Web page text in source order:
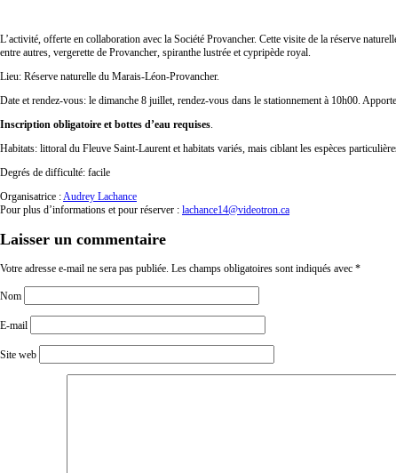
L’activité, offerte en collaboration avec la Société Provancher. Cette visite de la réserve
entre autres, vergerette de Provancher, spiranthe lustrée et cypripède royal.
Lieu: Réserve naturelle du Marais-Léon-Provancher.
Date et rendez-vous: le dimanche 8 juillet, rendez-vous dans le stationnement à 10h00.
Inscription obligatoire et bottes d’eau requises.
Habitats: littoral du Fleuve Saint-Laurent et habitats variés, mais ciblant les espèces
Degrés de difficulté: facile
Organisatrice :Audrey Lachance
Pour plus d’informations et pour réserver : lachance14@videotron.ca
Laisser un commentaire
Votre adresse e-mail ne sera pas publiée. Les champs obligatoires sont indiqués avec *
Nom
E-mail
Site web